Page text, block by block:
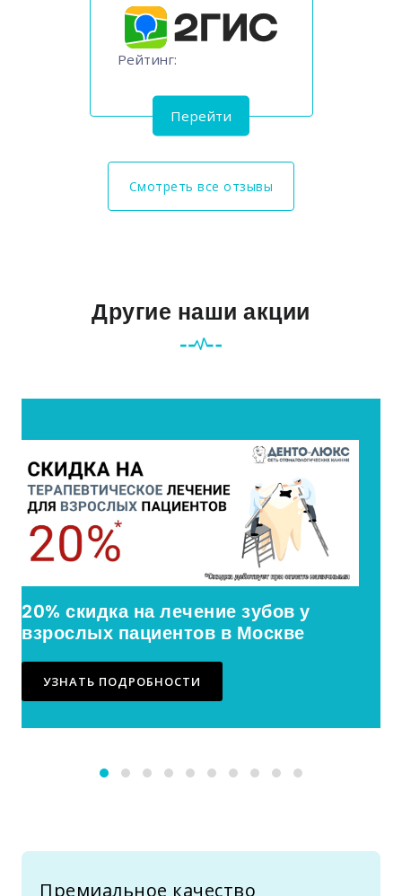
Рейтинг:
Перейти
Смотреть все отзывы
Другие наши акции
20% скидка на лечение зубов у
взрослых пациентов в Москве
УЗНАТЬ ПОДРОБНОСТИ
Премиальное качество